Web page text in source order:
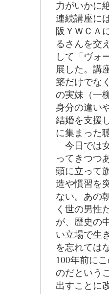
力がいかに
連続講座に
阪ＹＷＣＡ
るさんを交
して「ヴォ
展した。講
築だけでな
の実妹（一
身分の違い
結婚を支援
に集まった
今日では
ってきつつ
頭に立って
造や慣習を
ない。あの
く世の男性
が、歴史の
い立場で生
を忘れては
100年前に
のだという
出すことに